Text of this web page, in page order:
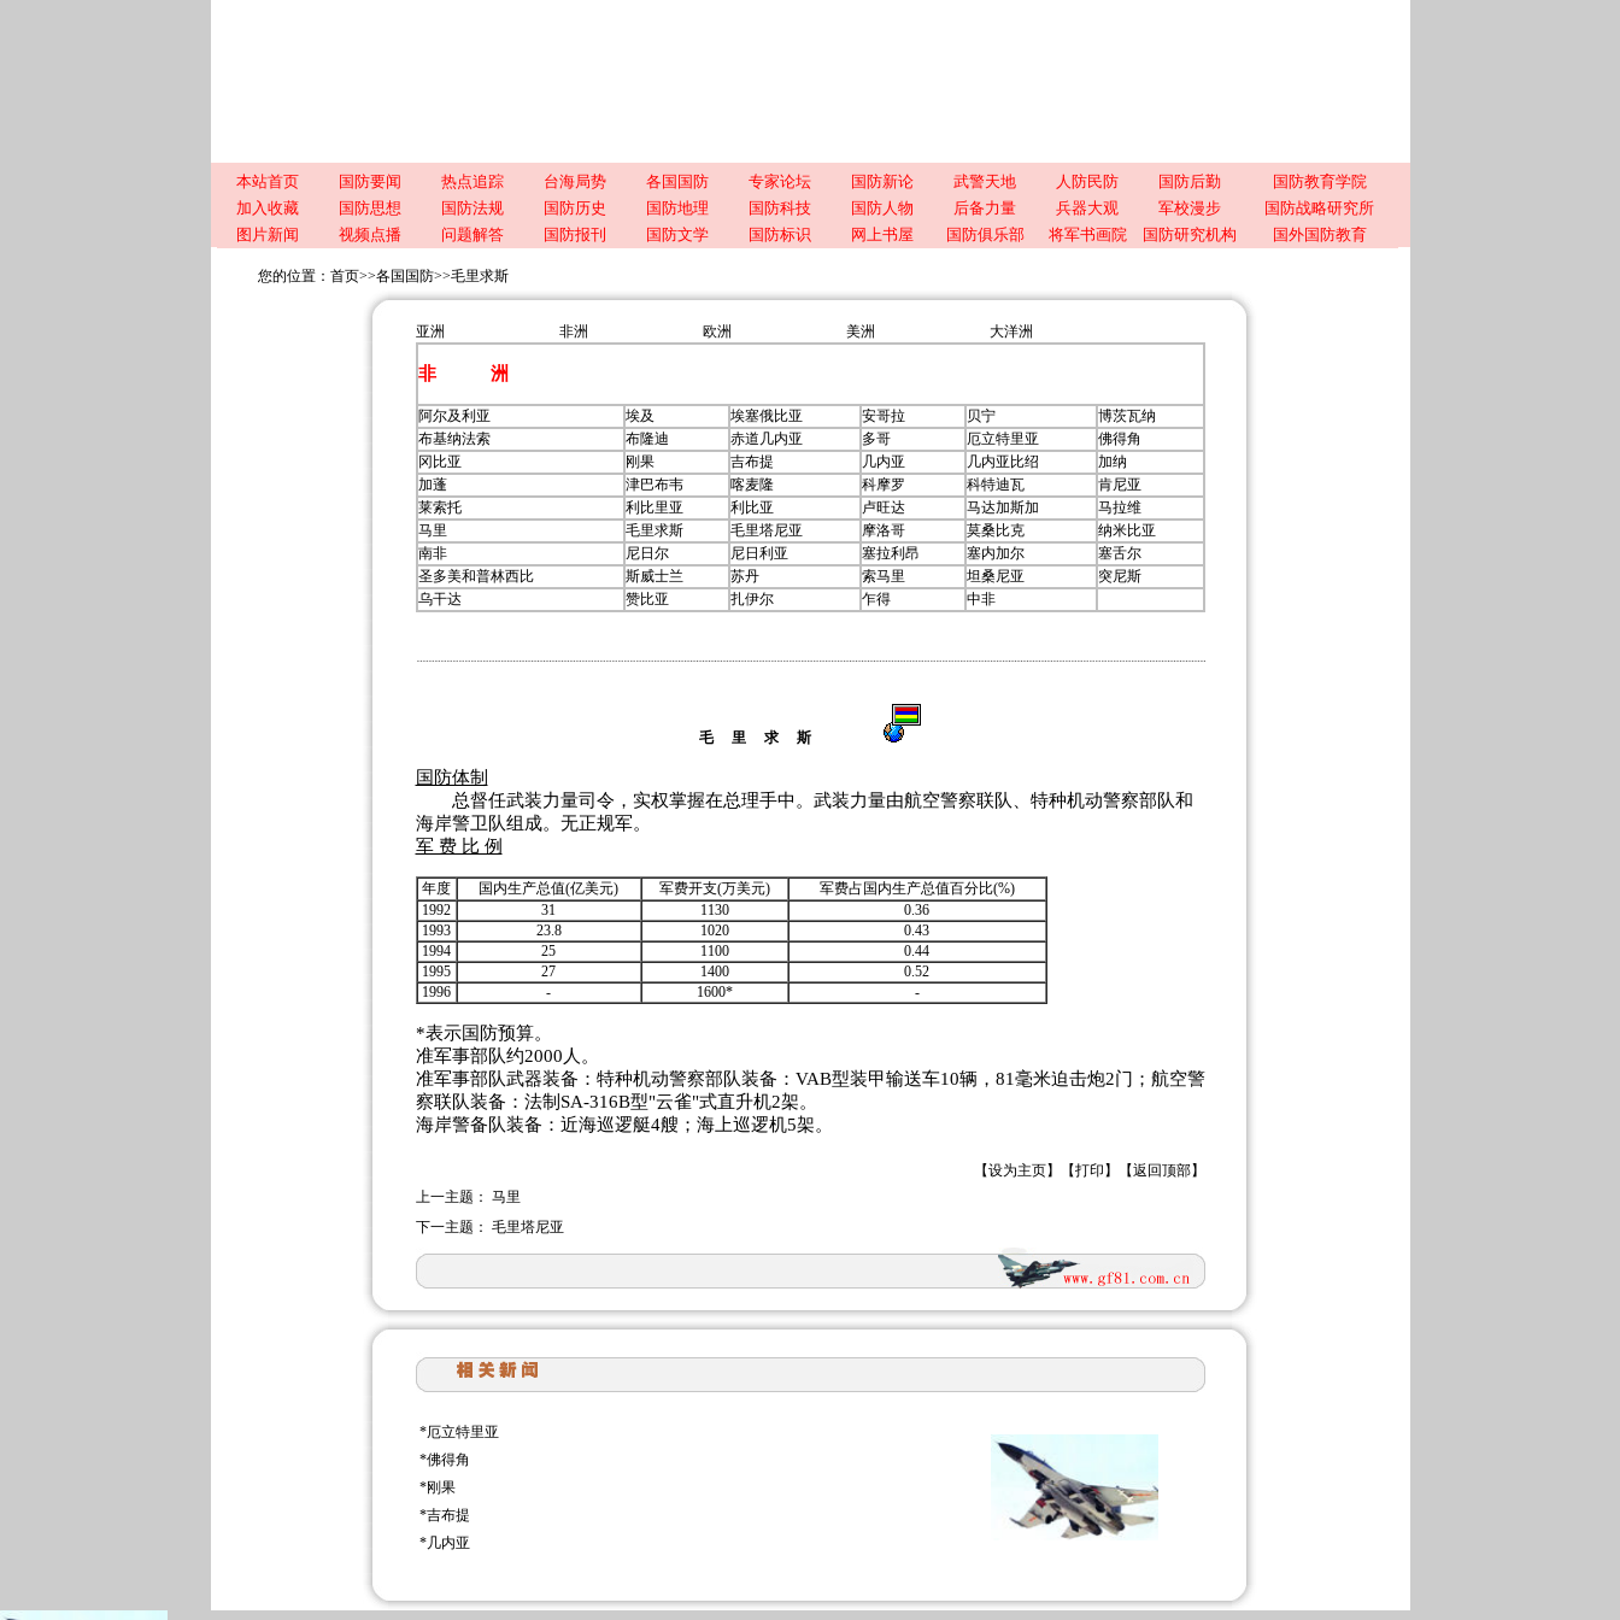
本站首页 国防要闻 热点追踪 台海局势 各国国防 专家论坛 国防新论 武警天地 人防民防 国防后勤
国防教育学院
加入收藏
国防思想 国防法规 国防历史 国防地理 国防科技 国防人物 后备力量 兵器大观 军校漫步
国防战略研究所
图片新闻
视频点播 问题解答 国防报刊 国防文学 国防标识 网上书屋 国防俱乐部 将军书画院 国防研究机构 国外国防教育
您的位置： 首页>>各国国防>>毛里求斯
亚洲 非洲 欧洲 美洲 大洋洲
非 洲
阿尔及利亚 埃及 埃塞俄比亚 安哥拉 贝宁
博茨瓦纳
布基纳法索
布隆迪 赤道几内亚 多哥 厄立特里亚
佛得角
冈比亚
刚果 吉布提 几内亚 几内亚比绍
加纳
加蓬
津巴布韦 喀麦隆 科摩罗 科特迪瓦
肯尼亚
莱索托
利比里亚 利比亚 卢旺达 马达加斯加
马拉维
马里
毛里求斯 毛里塔尼亚 摩洛哥 莫桑比克
纳米比亚
南非
尼日尔 尼日利亚 塞拉利昂 塞内加尔
塞舌尔
圣多美和普林西比
斯威士兰 苏丹 索马里 坦桑尼亚
突尼斯
乌干达
赞比亚 扎伊尔 乍得 中非
毛 里 求 斯
国防体制
总督任武装力量司令，实权掌握在总理手中。武装力量由航空警察联队、特种机动警察部队和
海岸警卫队组成。无正规军。
军 费 比 例
年度 国内生产总值(亿美元) 军费开支(万美元)
军费占国内生产总值百分比(%)
1992
31 1130
0.36
1993
23.8 1020
0.43
1994
25 1100
0.44
1995
27 1400
0.52
1996
- 1600* -
*表示国防预算。
准军事部队约2000人。
准军事部队武器装备：特种机动警察部队装备：VAB型装甲输送车10辆，81毫米迫击炮2门；航空警
察联队装备：法制SA-316B型"云雀"式直升机2架。
海岸警备队装备：近海巡逻艇4艘；海上巡逻机5架。
【设为主页】【打印 】【返回顶部】
上一主题： 马里
下一主题： 毛里塔尼亚
*厄立特里亚
*佛得角
*刚果
*吉布提
*几内亚